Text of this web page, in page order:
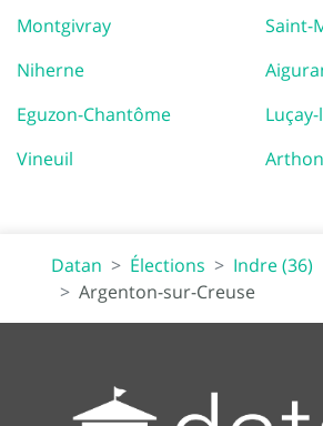
Montgivray
Saint-
Niherne
Eguzon-Chantôme
Vineuil
Arthon
Datan Élections
Indre (36)
Argenton-sur-Creuse